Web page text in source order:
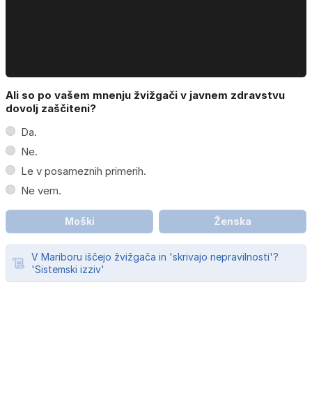
Ali so po vašem mnenju žvižgači v javnem zdravstvu
dovolj zaščiteni?
Da.
Ne.
Le v posameznih primerih.
Ne vem.
Moški Ženska
V Mariboru iščejo žvižgača in 'skrivajo nepravilnosti'?
'Sistemski izziv'